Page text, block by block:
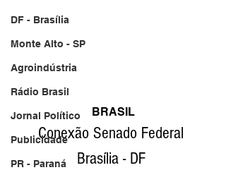
DF - Brasília
Monte Alto - SP
Agroindústria
Rádio Brasil
Jornal Político
Publicidade
PR - Paraná
BRASIL
Conexão Senado Federal
Brasília - DF